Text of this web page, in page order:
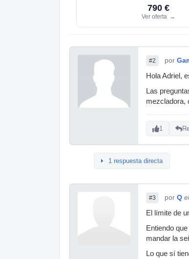
790 €
Ver oferta →
#2 por
Hola Adriel,
Las
mezcladora,
1
1 respuesta directa
#3 por Q
El límite de
Entiendo
mandar la
Lo que sí